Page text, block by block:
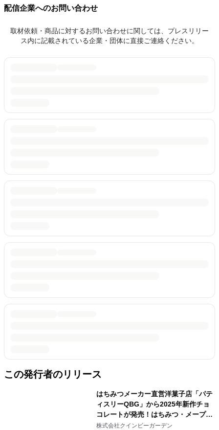
配信企業へのお問い合わせ
取材依頼・商品に対するお問い合わせに関しては、プレスリリー
ス内に記載されている企業・団体に直接ご連絡ください。
この発行者のリリース
はちみつメーカー直営洋菓子店「パテ
ィスリーQBG」から2025年新作チョ
コレートが発売！はちみつ・メープル
とフルーツが織りなす彩り鮮やかなボ
株式会社クインビーガーデン